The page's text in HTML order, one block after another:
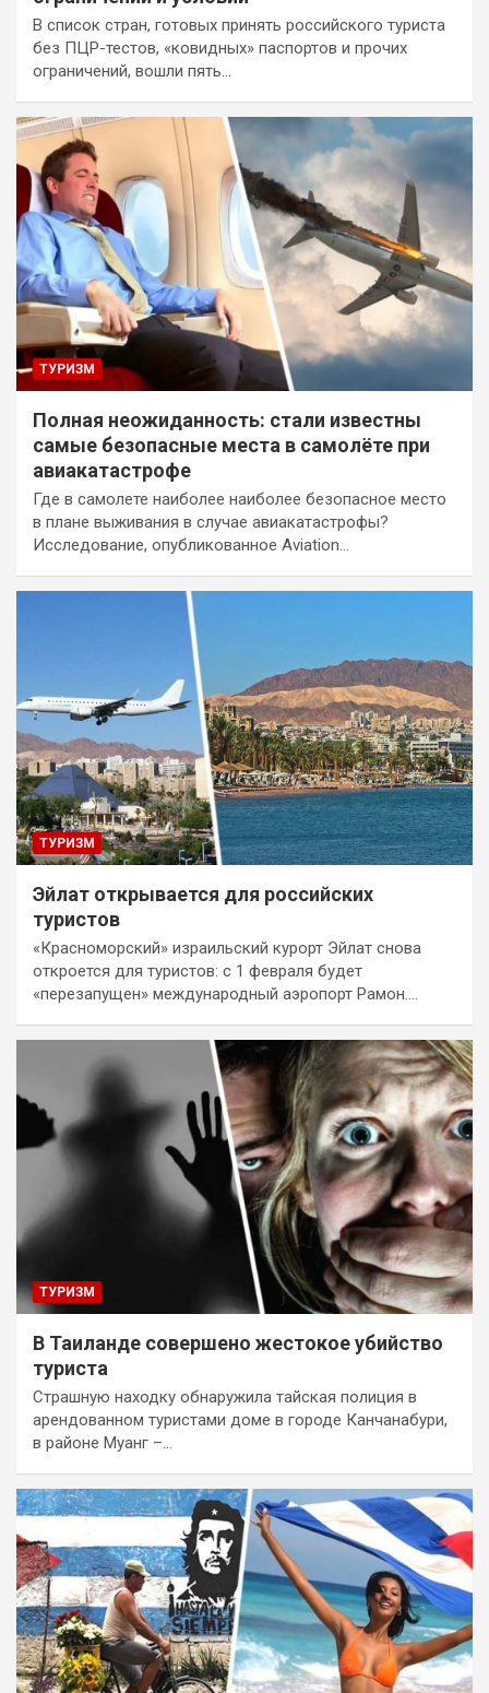
В список стран, готовых принять российского туриста
без ПЦР-тестов, «ковидных» паспортов и прочих
ограничений, вошли пять…
ТУРИЗМ
Полная неожиданность: стали известны
самые безопасные места в самолёте при
авиакатастрофе
Где в самолете наиболее наиболее безопасное место
в плане выживания в случае авиакатастрофы?
Исследование, опубликованное Aviation…
ТУРИЗМ
Эйлат открывается для российских
туристов
«Красноморский» израильский курорт Эйлат снова
откроется для туристов: с 1 февраля будет
«перезапущен» международный аэропорт Рамон.…
ТУРИЗМ
В Таиланде совершено жестокое убийство
туриста
Страшную находку обнаружила тайская полиция в
арендованном туристами доме в городе Канчанабури,
в районе Муанг –…